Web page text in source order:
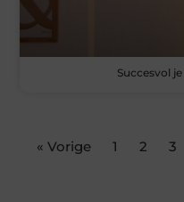
Succesvol
« Vorige 1 2 3